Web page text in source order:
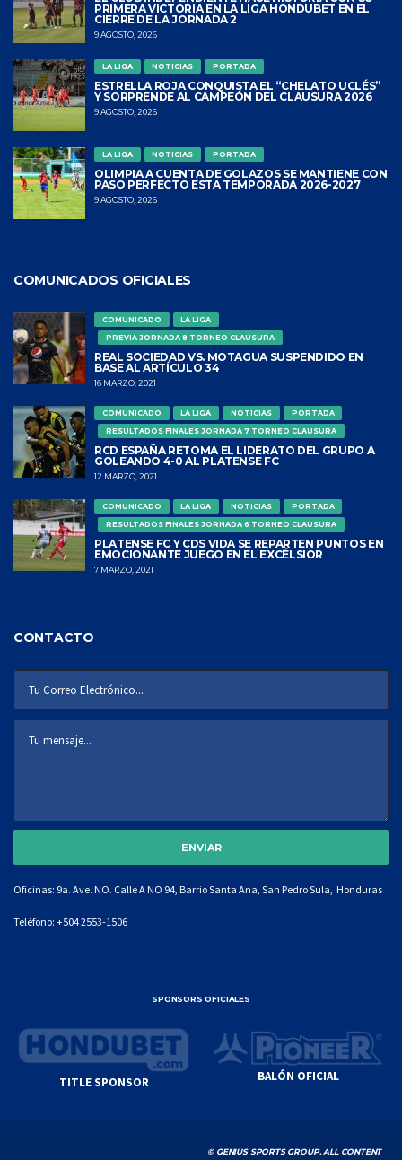
PRIMERA VICTORIA EN LA LIGA HONDUBET EN EL
CIERRE DE LA JORNADA 2
9 AGOSTO, 2026
LA LIGA NOTICIAS PORTADA
ESTRELLA ROJA CONQUISTA EL “CHELATO UCLÉS”
Y SORPRENDE AL CAMPEÓN DEL CLAUSURA 2026
9 AGOSTO, 2026
LA LIGA NOTICIAS PORTADA
OLIMPIA A CUENTA DE GOLAZOS SE MANTIENE CON
PASO PERFECTO ESTA TEMPORADA 2026-2027
9 AGOSTO, 2026
COMUNICADOS OFICIALES
COMUNICADO
LA LIGA
PREVIA JORNADA 8 TORNEO CLAUSURA
REAL SOCIEDAD VS. MOTAGUA SUSPENDIDO EN
BASE AL ARTÍCULO 34
16 MARZO, 2021
COMUNICADO LA LIGA NOTICIAS
PORTADA
RESULTADOS FINALES JORNADA 7 TORNEO CLAUSURA
RCD ESPAÑA RETOMA EL LIDERATO DEL GRUPO A
GOLEANDO 4-0 AL PLATENSE FC
12 MARZO, 2021
COMUNICADO LA LIGA NOTICIAS
PORTADA
RESULTADOS FINALES JORNADA 6 TORNEO CLAUSURA
PLATENSE FC Y CDS VIDA SE REPARTEN PUNTOS EN
EMOCIONANTE JUEGO EN EL EXCÉLSIOR
7 MARZO, 2021
CONTACTO
Oficinas: 9a. Ave. NO. Calle A NO 94, Barrio Santa Ana, San Pedro Sula, Honduras
Teléfono: +504 2553-1506
SPONSORS OFICIALES
TITLE SPONSOR BALÓN OFICIAL
© GENIUS SPORTS GROUP. ALL CONTENT